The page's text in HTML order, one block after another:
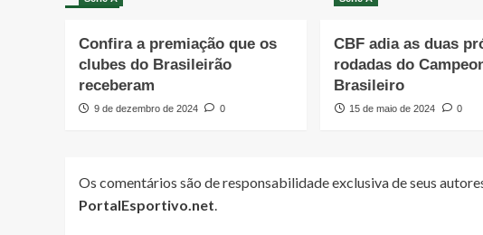
Confira a premiação que os
clubes do Brasileirão
receberam
9 de dezembro de 2024 0
CBF adia as duas
rodadas do
Brasileiro
15 de maio de 2024 0
Os comentários são de responsabilidade exclusiva de seus
PortalEsportivo.net